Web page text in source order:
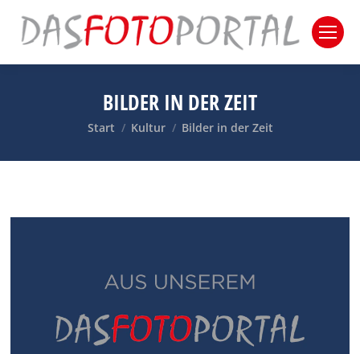
BILDER IN DER ZEIT
Sie befinden sich hier:
Start Kultur Bilder in der Zeit